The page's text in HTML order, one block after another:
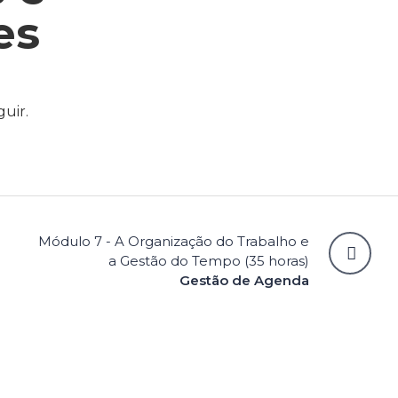
Módulo 7 - A Organização do Trabalho e
a Gestão do Tempo (35 horas)
Gestão de Agenda